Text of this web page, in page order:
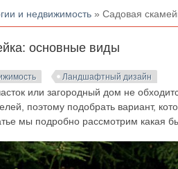
и недвижимость » Садовая
основные виды
Ландшафтный дизайн
или загородный дом не
поэтому подобрать вариант,
мы подробно рассмотрим какая